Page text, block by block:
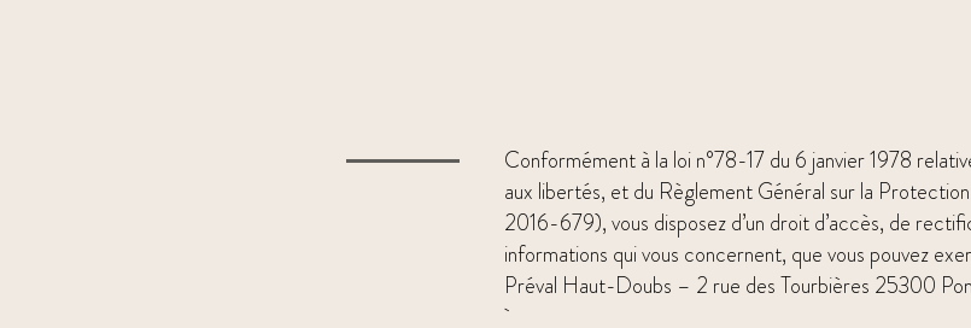
Conformément à la loi n°78-17 du 6 janvier 1978
aux libertés, et du Règlement Général sur la
2016-679), vous disposez d’un droit d’accès, de
informations qui vous concernent, que vous pouvez
Préval Haut-Doubs – 2 rue des Tourbières 25300